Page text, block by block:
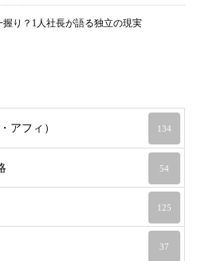
り？1人社長が語る独立の現実
アフィ） 134
54
125
37